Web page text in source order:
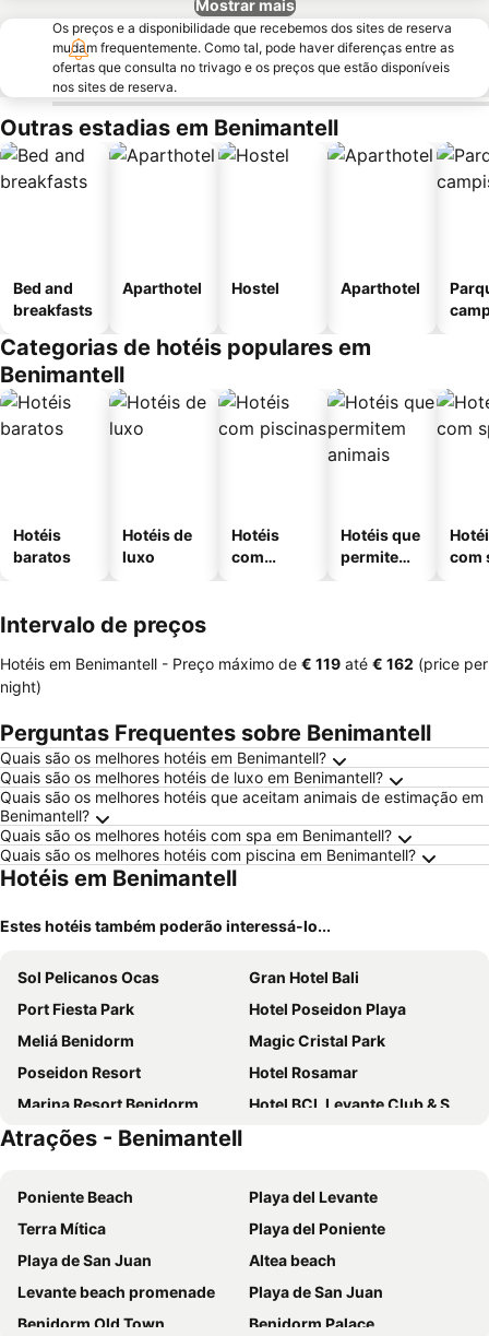
Mostrar mais
Os preços e a disponibilidade que recebemos dos sites de reserva
mudam frequentemente. Como tal, pode haver diferenças entre as
ofertas que consulta no trivago e os preços que estão disponíveis
nos sites de reserva.
Outras estadias em Benimantell
Bed and
breakfasts
Aparthotel Hostel Aparthotel
Categorias de hotéis populares em
Benimantell
Hotéis
baratos
Hotéis de
luxo
Hotéis
com
Hotéis que
permitem
com
Intervalo de preços
Hotéis em Benimantell - Preço máximo de ‎€ 119 até ‎€ 162 (price per
night)
Perguntas Frequentes sobre Benimantell
Quais são os melhores hotéis em Benimantell?
Quais são os melhores hotéis de luxo em Benimantell?
Quais são os melhores hotéis que aceitam animais de estimação em
Benimantell?
Quais são os melhores hotéis com spa em Benimantell?
Quais são os melhores hotéis com piscina em Benimantell?
Hotéis em Benimantell
Estes hotéis também poderão interessá-lo...
Sol Pelicanos Ocas
Gran Hotel Bali
Port Fiesta Park
Hotel Poseidon Playa
Meliá Benidorm
Magic Cristal Park
Poseidon Resort
Hotel Rosamar
Marina Resort Benidorm
Hotel BCL Levante Club & Spa 4 Sup - Only Adults Recomended
Hotel Benidorm East by Pierre & Vacances
Medplaya Hotel Regente
Medplaya Hotel Rio Park
Hotel Madeira Centro
Medplaya Hotel Flamingo Oasis
Port Vista Oro
Prince Park
La Estación
Hotel Bristol 4 Sup
Hotel Brasil
B&B HOTEL Benidorm Finestrat
Atrações - Benimantell
Poniente Beach
Playa del Levante
Terra Mítica
Playa del Poniente
Playa de San Juan
Altea beach
Levante beach promenade
Playa de San Juan
Benidorm Old Town
Benidorm Palace